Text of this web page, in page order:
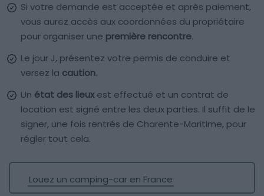
Si votre demande est acceptée et après paiement,
vous aurez accès aux coordonnées du propriétaire
pour organiser une première rencontre.
Le jour J, présentez votre permis de conduire et
versez la caution.
Un état des lieuxest effectué et un contrat de
location est signé entre les deux parties. Il suffit de le
signer, une fois rentrés de Charente-Maritime, pour
régler tout cela.
Louez un camping-car en France